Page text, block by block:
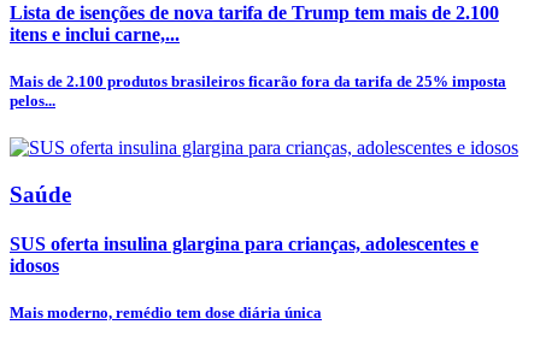
Lista de isenções de nova tarifa de Trump tem mais de 2.100
itens e inclui carne,...
Mais de 2.100 produtos brasileiros ficarão fora da tarifa de 25% imposta
pelos...
Saúde
SUS oferta insulina glargina para crianças, adolescentes e
idosos
Mais moderno, remédio tem dose diária única